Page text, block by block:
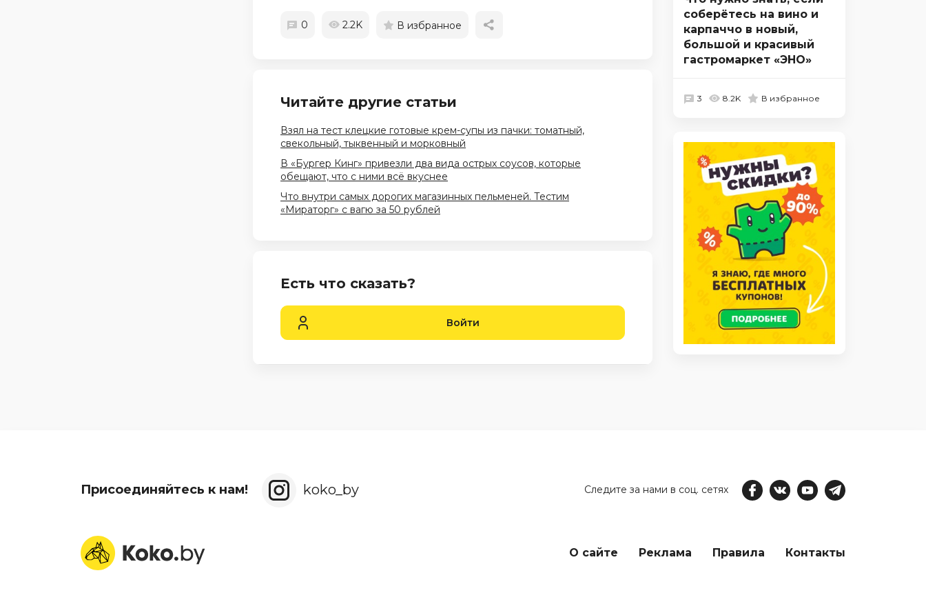
0 2.2K В избранное
Читайте другие статьи
Взял на тест клецкие готовые крем-супы из пачки: томатный,
свекольный, тыквенный и морковный
В «Бургер Кинг» привезли два вида острых соусов, которые
обещают, что с ними всё вкуснее
Что внутри самых дорогих магазинных пельменей. Тестим
«Мираторг» с вагю за 50 рублей
Есть что сказать?
Войти
соберётесь на вино и
карпаччо в новый,
большой и красивый
гастромаркет «ЭНО»
3 8.2K В избранное
Присоединяйтесь к нам! koko_by Следите за нами в соц. сетях
О сайте Реклама Правила Контакты